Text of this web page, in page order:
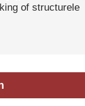
of structurele